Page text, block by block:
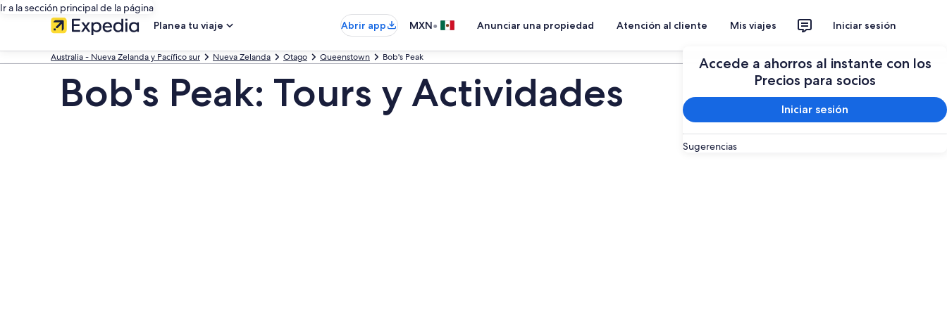
Ir a la sección principal de la página
Planea tu viaje
Abrir app MXN• Anunciar una propiedad Atención al cliente Mis viajes Iniciar sesión
Accede a ahorros al instante con los
Precios para socios
Iniciar sesión
Sugerencias
Australia - Nueva Zelanda y Pacífico sur Nueva Zelanda Otago Queenstown Bob's Peak Planear un viaje
Bob's Peak: Tours y Actividades